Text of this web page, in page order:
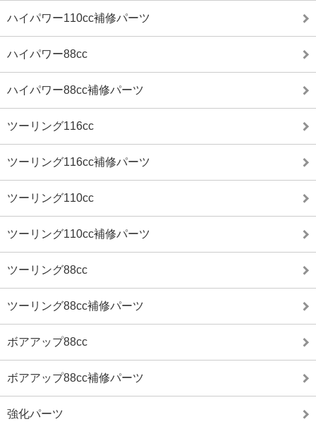
ハイパワー110cc補修パーツ
ハイパワー88cc
ハイパワー88cc補修パーツ
ツーリング116cc
ツーリング116cc補修パーツ
ツーリング110cc
ツーリング110cc補修パーツ
ツーリング88cc
ツーリング88cc補修パーツ
ボアアップ88cc
ボアアップ88cc補修パーツ
強化パーツ